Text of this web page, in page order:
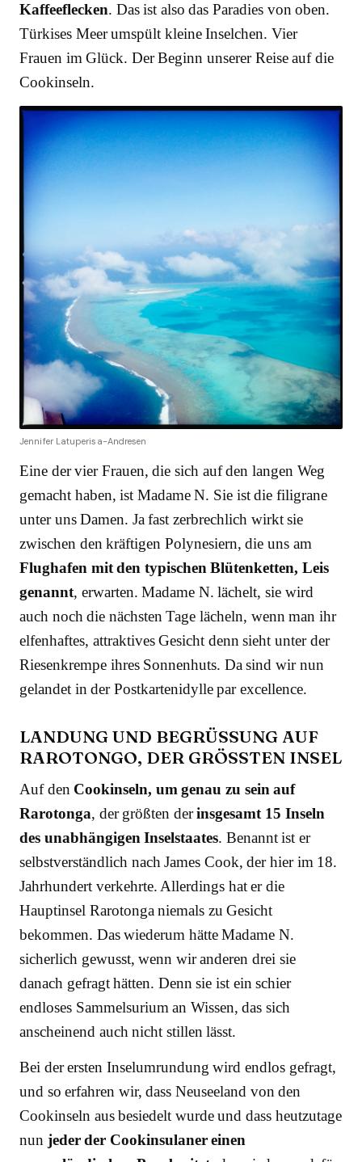
Kaffeeflecken. Das ist also das Paradies von oben.
Türkises Meer umspült kleine Inselchen. Vier
Frauen im Glück. Der Beginn unserer Reise auf die
Cookinseln.
Jennifer Latuperisa-Andresen
Eine der vier Frauen, die sich auf den langen Weg
gemacht haben, ist Madame N. Sie ist die filigrane
unter uns Damen. Ja fast zerbrechlich wirkt sie
zwischen den kräftigen Polynesiern, die uns am
Flughafen mit den typischen Blütenketten, Leis
genannt, erwarten. Madame N. lächelt, sie wird
auch noch die nächsten Tage lächeln, wenn man ihr
elfenhaftes, attraktives Gesicht denn sieht unter der
Riesenkrempe ihres Sonnenhuts. Da sind wir nun
gelandet in der Postkartenidylle par excellence.
LANDUNG UND BEGRÜSSUNG AUF R
AROTONGO, DER GRÖSSTEN INSEL
Auf den Cookinseln, um genau zu sein auf
Rarotonga, der größten derinsgesamt 15 Inseln
des unabhängigen Inselstaates. Benannt ist er
selbstverständlich nach James Cook, der hier im 18.
Jahrhundert verkehrte. Allerdings hat er die
Hauptinsel Rarotonga niemals zu Gesicht
bekommen. Das wiederum hätte Madame N.
sicherlich gewusst, wenn wir anderen drei sie
danach gefragt hätten. Denn sie ist ein schier
endloses Sammelsurium an Wissen, das sich
anscheinend auch nicht stillen lässt.
Bei der ersten Inselumrundung wird endlos gefragt,
und so erfahren wir, dass Neuseeland von den
Cookinseln aus besiedelt wurde und dass heutzutage
nun jeder der Cookinsulaner einen